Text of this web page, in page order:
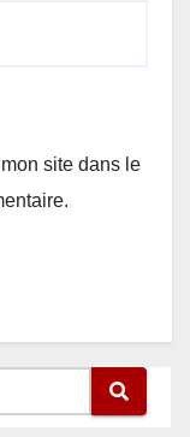
site dans le